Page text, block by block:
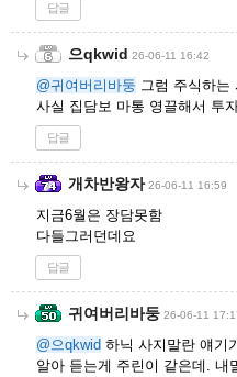
답글
으qkwid 26-06-11 16:42
@귀여버리바둥 그럼 주식하는
사실 집담보 마통 영끌해서 투
답글
개차반왕자 26-06-11 16:59
지금6월은 장담못함
다들그러던데요
답글
귀여버리바둥 26-06-11
@으qkwid 하닉 사지말란 얘기
알아 듣는게 주린이 같은데.